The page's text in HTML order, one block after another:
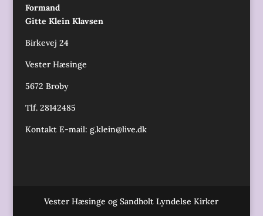
Formand
Gitte Klein Klavsen
Birkevej 24
Vester Hæsinge
5672 Broby
Tlf. 28142485
Kontakt E-mail: g.klein@live.dk
Vester Hæsinge og Sandholt Lyndelse Kirker